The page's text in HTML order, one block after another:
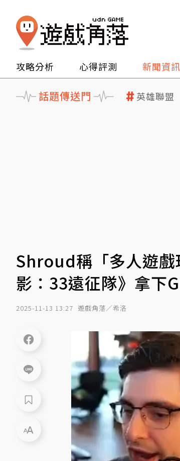
攻略分析 心得評測 新聞資訊
話題傳送門 英雄聯盟
Shroud稱「多人遊戲
影：33遠征隊》拿下
2025-11-13 13:27 遊戲角落／希洛